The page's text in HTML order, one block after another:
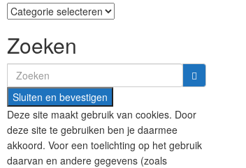
Categorieën
Zoeken
Search
for:
Deze site maakt gebruik van cookies. Door
deze site te gebruiken ben je daarmee
akkoord. Voor een toelichting op het gebruik
daarvan en andere gegevens (zoals